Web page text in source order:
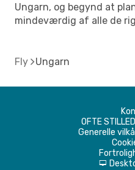
Ungarn, og begynd at
mindeværdig af alle de
Fly Ungarn
OFTE
Generelle
d